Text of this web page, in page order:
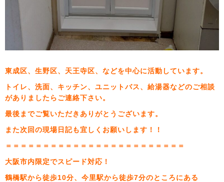
東成区、生野区、天王寺区、などを中心に活動しています。
トイレ、洗面、キッチン、ユニットバス、給湯器などのご相談
がありましたらご連絡下さい。
最後までご覧いただきありがとうございます。
また次回の現場日記も宜しくお願いします！！
＝＝＝＝＝＝＝＝＝＝＝＝＝＝＝＝＝＝＝＝＝＝＝＝
大阪市内限定でスピード対応！
鶴橋駅から徒歩10分、今里駅から徒歩7分のところにある